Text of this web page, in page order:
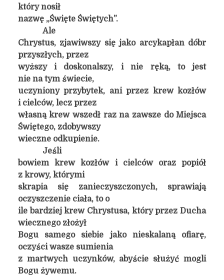
który nosił
nazwę „Święte Świętych”.
Ale
Chrystus, zjawiwszy się jako arcykapłan dóbr
przyszłych, przez
wyższy i doskonalszy, i nie ręką, to jest
nie na tym świecie,
uczyniony przybytek, ani przez krew kozłów
i cielców, lecz przez
własną krew wszedł raz na zawsze do Miejsca
Świętego, zdobywszy
wieczne odkupienie.
Jeśli
bowiem krew kozłów i cielców oraz popiół
z krowy, którymi
skrapia się zanieczyszczonych, sprawiają
oczyszczenie ciała, to o
ile bardziej krew Chrystusa, który przez Ducha
wiecznego złożył
Bogu samego siebie jako nieskalaną ofiarę,
oczyści wasze sumienia
z martwych uczynków, abyście służyć mogli
Bogu żywemu.